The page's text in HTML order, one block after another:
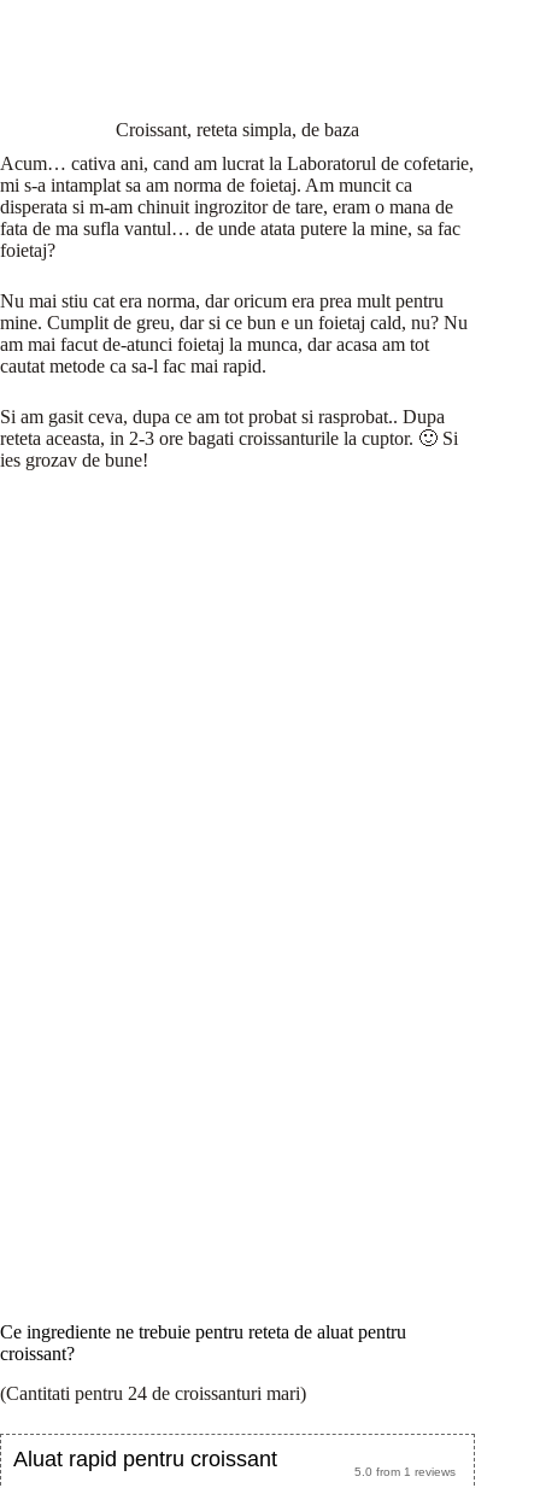
Croissant, reteta simpla, de baza
Acum… cativa ani, cand am lucrat la Laboratorul de cofetarie,
mi s-a intamplat sa am norma de foietaj. Am muncit ca
disperata si m-am chinuit ingrozitor de tare, eram o mana de
fata de ma sufla vantul… de unde atata putere la mine, sa fac
foietaj?
Nu mai stiu cat era norma, dar oricum era prea mult pentru
mine. Cumplit de greu, dar si ce bun e un foietaj cald, nu? Nu
am mai facut de-atunci foietaj la munca, dar acasa am tot
cautat metode ca sa-l fac mai rapid.
Si am gasit ceva, dupa ce am tot probat si rasprobat.. Dupa
reteta aceasta, in 2-3 ore bagati croissanturile la cuptor. 🙂 Si
ies grozav de bune!
Ce ingrediente ne trebuie pentru reteta de aluat pentru
croissant?
(Cantitati pentru 24 de croissanturi mari)
5.0 from 1 reviews
Aluat rapid pentru croissant